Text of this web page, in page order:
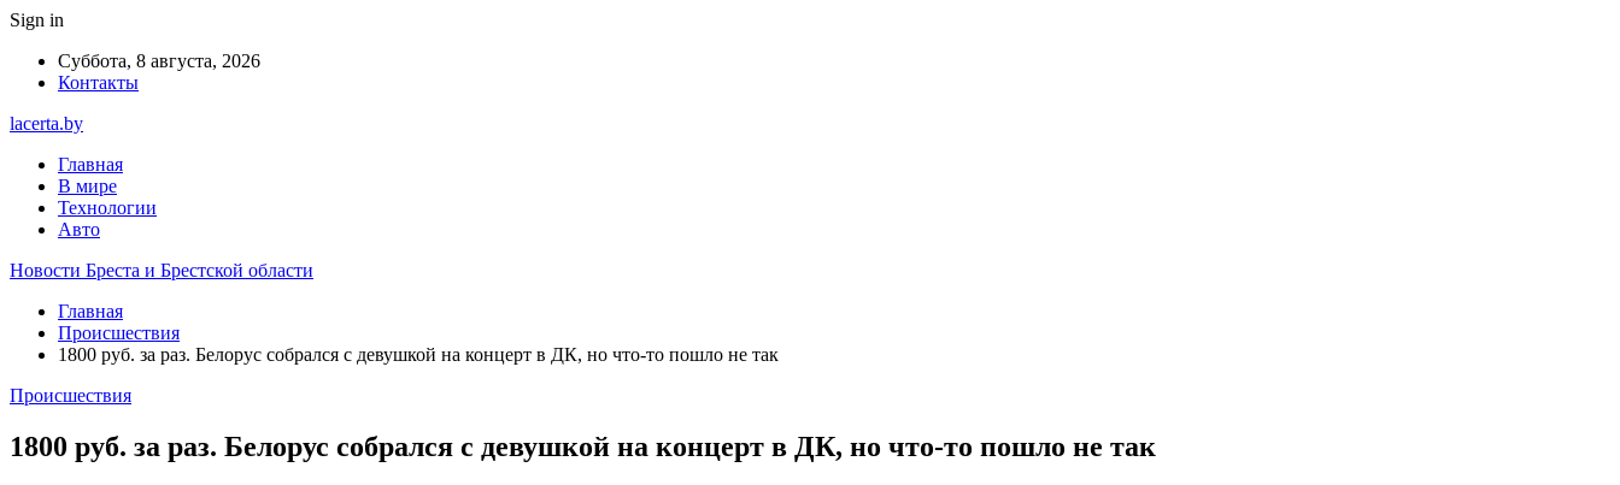
Sign in
Суббота, 8 августа, 2026
Контакты
lacerta.by
Главная
В мире
Технологии
Авто
Новости Бреста и Брестской области
Главная
Происшествия
1800 руб. за раз. Белорус собрался с девушкой на концерт в ДК, но что-то пошло не так
Происшествия
1800 руб. за раз. Белорус собрался с девушкой на концерт в ДК, но что-то пошло не так